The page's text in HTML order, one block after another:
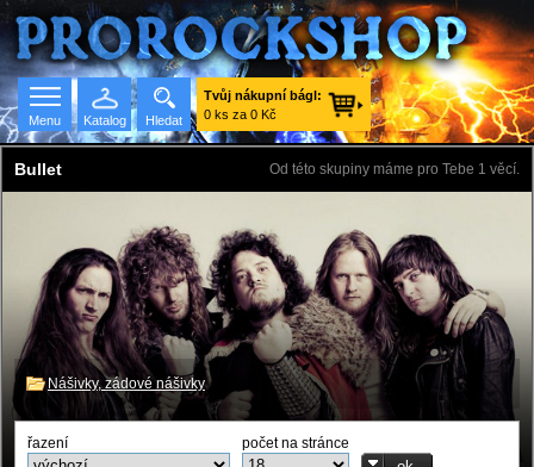
Hledat
Seznam skupin
Menu
Tvůj nákupní bágl:
0 ks za 0 Kč
Od této skupiny máme pro Tebe 1 věcí.
Bullet
Nášivky, zádové nášivky
řazení počet na stránce
Katalog